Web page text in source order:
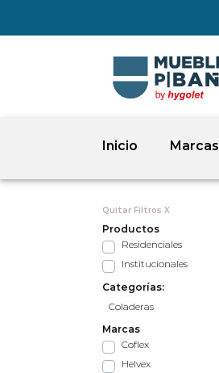
Inicio Marcas
Quitar Filtros X
Productos
Residenciales
Institucionales
Categorías:
Marcas
Coflex
Helvex